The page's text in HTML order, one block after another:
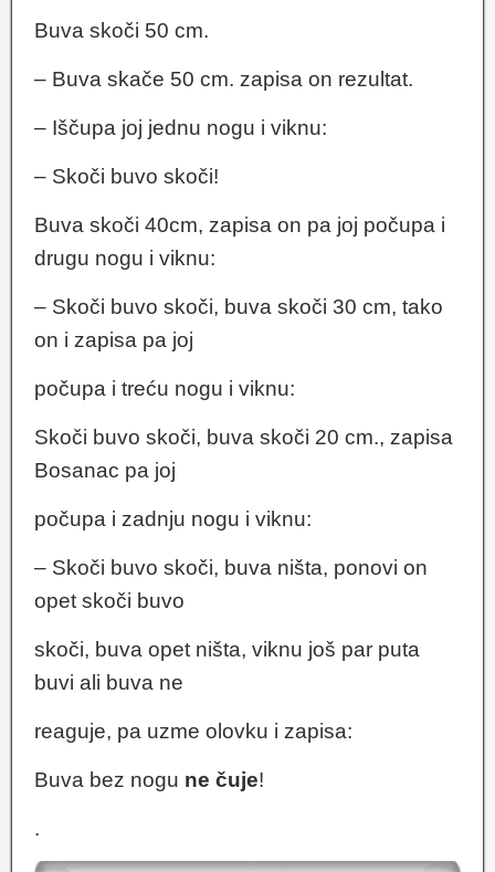
Buva skoči 50 cm.
– Buva skače 50 cm. zapisa on rezultat.
– Iščupa joj jednu nogu i viknu:
– Skoči buvo skoči!
Buva skoči 40cm, zapisa on pa joj počupa i
drugu nogu i viknu:
– Skoči buvo skoči, buva skoči 30 cm, tako
on i zapisa pa joj
počupa i treću nogu i viknu:
Skoči buvo skoči, buva skoči 20 cm., zapisa
Bosanac pa joj
počupa i zadnju nogu i viknu:
– Skoči buvo skoči, buva ništa, ponovi on
opet skoči buvo
skoči, buva opet ništa, viknu još par puta
buvi ali buva ne
reaguje, pa uzme olovku i zapisa:
Buva bez nogu ne čuje!
.